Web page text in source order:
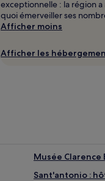
exceptionnelle : la région
quoi émerveiller ses
Afficher moins
Afficher les
Musée Clarence
Sant'antonio :